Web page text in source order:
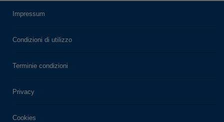
Impressum
Condizioni di utilizzo
Terminie condizioni
Privacy
Cookies